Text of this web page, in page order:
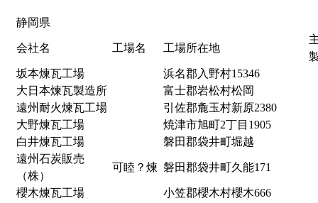
静岡県
会社名 工場名 工場所在地
坂本煉瓦工場
浜名郡入野村15346
大日本煉瓦製造所
富士郡岩松村松岡
遠州耐火煉瓦工場
引佐郡麁玉村新原2380
大野煉瓦工場
焼津市旭町2丁目1905
白井煉瓦工場
磐田郡袋井町堀越
遠州石炭販売
（株）
可睦？煉 磐田郡袋井町久能171
櫻木煉瓦工場 小笠郡櫻木村櫻木666